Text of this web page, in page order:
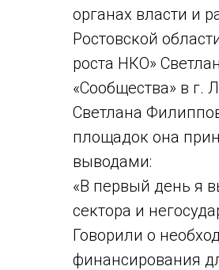
органах власти и
Ростовской
роста НКО»
«Сообщества» в г.
Светлана
площадок она
выводами:
«В первый день я
сектора и
Говорили о
финансирования